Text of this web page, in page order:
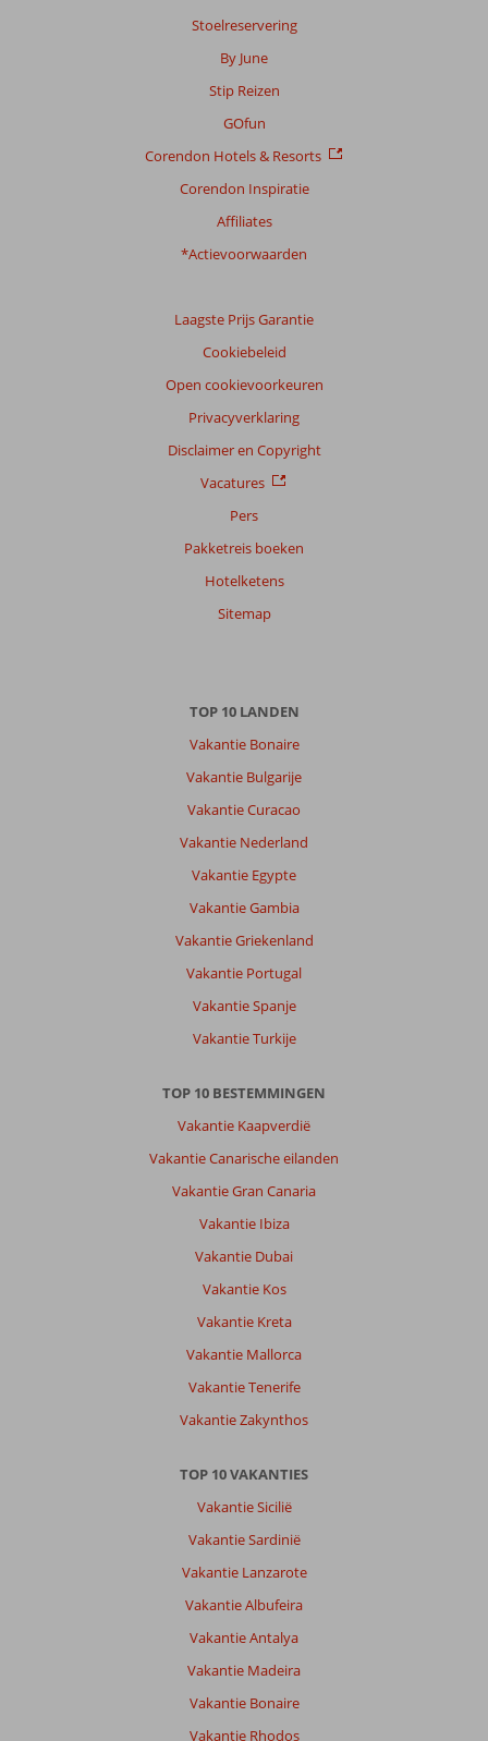
Stoelreservering
By June
Stip Reizen
GOfun
Corendon Hotels & Resorts
Corendon Inspiratie
Affiliates
*Actievoorwaarden
Laagste Prijs Garantie
Cookiebeleid
Open cookievoorkeuren
Privacyverklaring
Disclaimer en Copyright
Vacatures
Pers
Pakketreis boeken
Hotelketens
Sitemap
TOP 10 LANDEN
Vakantie Bonaire
Vakantie Bulgarije
Vakantie Curacao
Vakantie Nederland
Vakantie Egypte
Vakantie Gambia
Vakantie Griekenland
Vakantie Portugal
Vakantie Spanje
Vakantie Turkije
TOP 10 BESTEMMINGEN
Vakantie Kaapverdië
Vakantie Canarische eilanden
Vakantie Gran Canaria
Vakantie Ibiza
Vakantie Dubai
Vakantie Kos
Vakantie Kreta
Vakantie Mallorca
Vakantie Tenerife
Vakantie Zakynthos
TOP 10 VAKANTIES
Vakantie Sicilië
Vakantie Sardinië
Vakantie Lanzarote
Vakantie Albufeira
Vakantie Antalya
Vakantie Madeira
Vakantie Bonaire
Vakantie Rhodos